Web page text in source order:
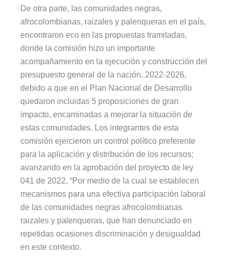
De otra parte, las comunidades negras,
afrocolombianas, raizales y palenqueras en el país,
encontraron eco en las propuestas tramitadas,
donde la comisión hizo un importante
acompañamiento en la ejecución y construcción del
presupuesto general de la nación, 2022-2026,
debido a que en el Plan Nacional de Desarrollo
quedaron incluidas 5 proposiciones de gran
impacto, encaminadas a mejorar la situación de
estas comunidades. Los integrantes de esta
comisión ejercieron un control político preferente
para la aplicación y distribución de los recursos;
avanzando en la aprobación del proyecto de ley
041 de 2022, “Por medio de la cual se establecen
mecanismos para una efectiva participación laboral
de las comunidades negras afrocolombianas
raizales y palenqueras, que han denunciado en
repetidas ocasiones discriminación y desigualdad
en este contexto.